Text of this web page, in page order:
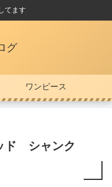
てます
グ
ワンピース
ド シャンク